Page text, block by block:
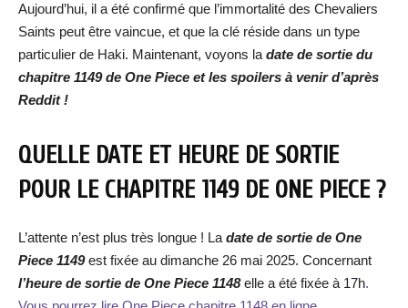
Aujourd’hui, il a été confirmé que l’immortalité des Chevaliers
Saints peut être vaincue, et que la clé réside dans un type
particulier de Haki. Maintenant, voyons la date de sortie du
chapitre 1149 de One Piece et les spoilers à venir d’après
Reddit !
QUELLE DATE ET HEURE DE SORTIE
POUR LE CHAPITRE 1149 DE ONE PIECE ?
L’attente n’est plus très longue ! La date de sortie de One
Piece 1149est fixée au dimanche 26 mai 2025. Concernant
l’heure de sortie de One Piece 1148elle a été fixée à 17h.